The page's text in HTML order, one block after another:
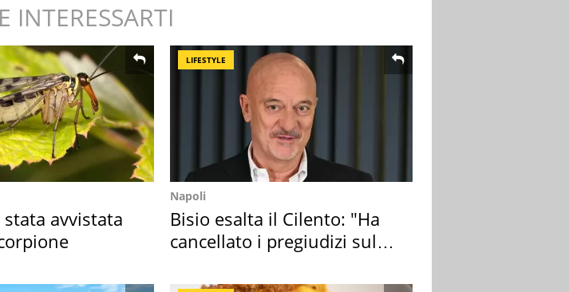
INTERESSARTI
stata avvistata
LIFESTYLE
Napoli
Bisio esalta il Cilento: "Ha
cancellato i pregiudizi sul